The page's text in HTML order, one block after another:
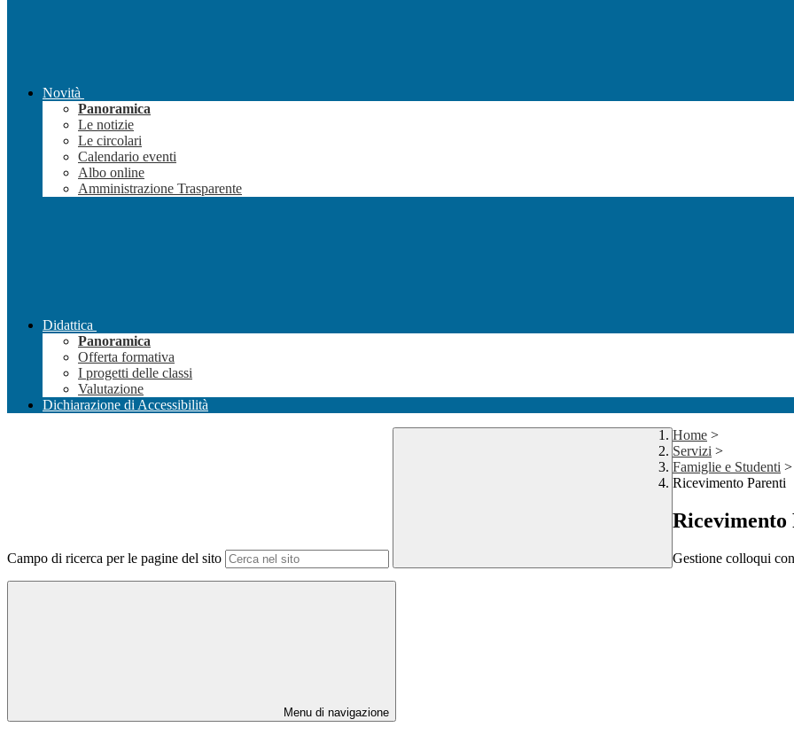
Novità
Panoramica
Le notizie
Le circolari
Calendario eventi
Albo online
Amministrazione Trasparente
Didattica
Panoramica
Offerta formativa
I progetti delle classi
Valutazione
Dichiarazione di Accessibilità
Campo di ricerca per le pagine del sito
Home >
Servizi >
Famiglie e Studenti >
Ricevimento Parenti
Ricevimento
Gestione colloqui
Menu di navigazione